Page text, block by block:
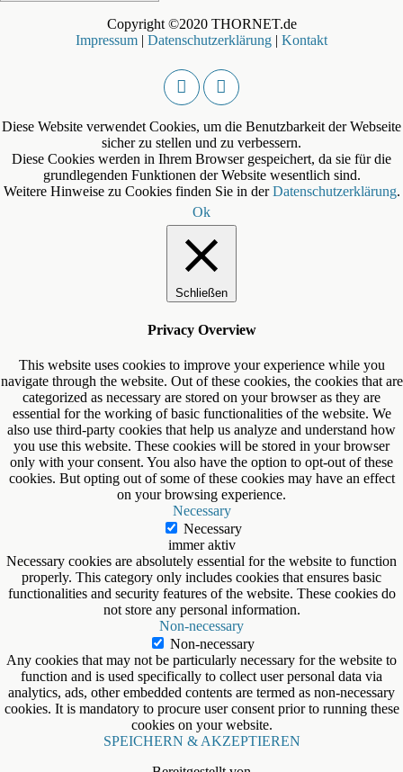
Copyright ©2020 THORNET.de
Impressum | Datenschutzerklärung | Kontakt
Diese Website verwendet Cookies, um die Benutzbarkeit der Webseite
sicher zu stellen und zu verbessern.
Diese Cookies werden in Ihrem Browser gespeichert, da sie für die
grundlegenden Funktionen der Website wesentlich sind.
Weitere Hinweise zu Cookies finden Sie in derDatenschutzerklärung.
Ok
Schließen
Privacy Overview
This website uses cookies to improve your experience while you
navigate through the website. Out of these cookies, the cookies that are
categorized as necessary are stored on your browser as they are
essential for the working of basic functionalities of the website. We
also use third-party cookies that help us analyze and understand how
you use this website. These cookies will be stored in your browser
only with your consent. You also have the option to opt-out of these
cookies. But opting out of some of these cookies may have an effect
on your browsing experience.
Necessary
Necessary
immer aktiv
Necessary cookies are absolutely essential for the website to function
properly. This category only includes cookies that ensures basic
functionalities and security features of the website. These cookies do
not store any personal information.
Non-necessary
Non-necessary
Any cookies that may not be particularly necessary for the website to
function and is used specifically to collect user personal data via
analytics, ads, other embedded contents are termed as non-necessary
cookies. It is mandatory to procure user consent prior to running these
cookies on your website.
SPEICHERN & AKZEPTIEREN